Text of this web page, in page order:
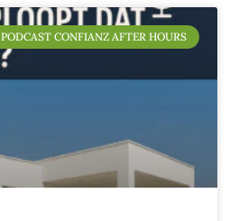
PODCAST CONFIANZ AFTER HOURS